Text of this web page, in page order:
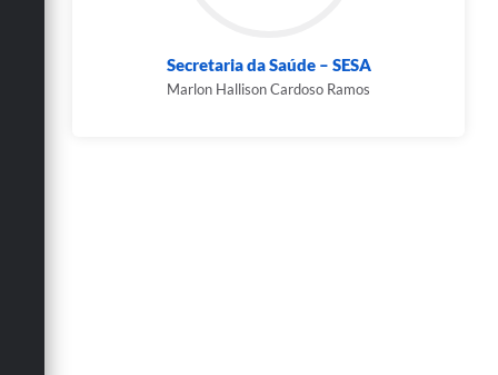
Secretaria da Saúde – SESA
Marlon Hallison Cardoso Ramos